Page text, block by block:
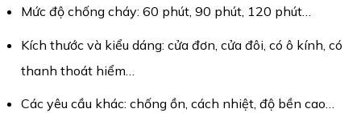
Mức độ chống cháy: 60 phút, 90 phút, 120 phút…
Kích thước và kiểu dáng: cửa đơn, cửa đôi, có ô kính, có
thanh thoát hiểm…
Các yêu cầu khác: chống ồn, cách nhiệt, độ bền cao…